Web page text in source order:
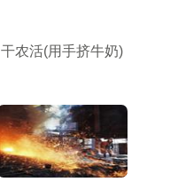
干农活(用手挤牛奶)